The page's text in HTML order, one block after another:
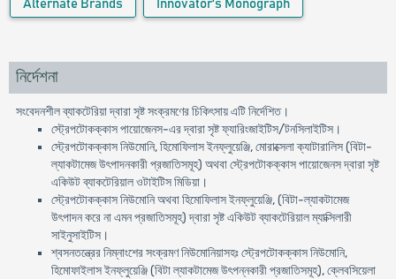
Alternate Brands Innovator's Monograph
নির্দেশনা
সংবেদনশীল ব্যাকটেরিয়া দ্বারা সৃষ্ট সংক্রমণের চিকিৎসায় এটি নির্দেশিত।
স্ট্রেপটোকক্কাস পায়োজেনস-এর দ্বারা সৃষ্ট ফ্যারিংজাইটিস/টনসিলাইটিস।
স্ট্রেপটোকক্কাস নিউমোনি, হিমোফিলাস ইনফ্লুয়েঞ্জি, মোরাক্সেলা ক্যাটারালিস (বিটা-
ল্যাকটামেজ উৎপাদনকারী প্রজাতিসমূহ) অথবা স্ট্রেপটোকক্কাস পায়োজেনস দ্বারা সৃষ্ট
একিউট ব্যাকটেরিয়াল ওটাইটিস মিডিয়া।
স্ট্রেপটোকক্কাস নিউমোনি অথবা হিমোফিলাস ইনফ্লুয়েঞ্জি, (বিটা-ল্যাকটামেজ
উৎপাদন করে না এমন প্রজাতিসমূহ) দ্বারা সৃষ্ট একিউট ব্যাকটেরিয়াল ম্যাক্সিলারী
সাইনুসাইটিস।
শ্বসনতন্ত্রের নিম্নাংশের সংক্রমণ নিউমোনিয়াসহঃ স্ট্রেপটোকক্কাস নিউমোনি,
হিমোফাইলাস ইনফ্লুয়েঞ্জি (বিটা ল্যাকটামেজ উৎপন্নকারী প্রজাতিসমূহ), ক্লেবসিয়েলা